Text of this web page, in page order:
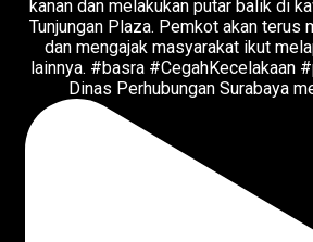
Dinas Perhubungan Surabaya